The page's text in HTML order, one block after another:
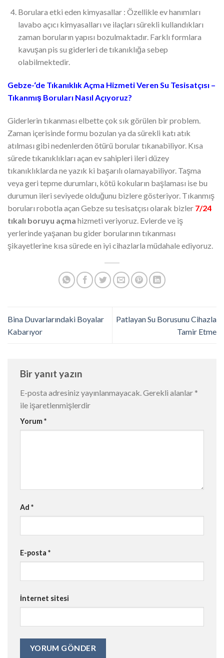
Borulara etki eden kimyasallar : Özellikle ev hanımları
lavabo açıcı kimyasalları ve ilaçları sürekli kullandıkları
zaman boruların yapısı bozulmaktadır. Farklı formlara
kavuşan pis su giderleri de tıkanıklığa sebep
olabilmektedir.
Gebze-‘de Tıkanıklık Açma Hizmeti Veren Su Tesisatçısı –
Tıkanmış Boruları Nasıl Açıyoruz?
Giderlerin tıkanması elbette çok sık görülen bir problem.
Zaman içerisinde formu bozulan ya da sürekli katı atık
atılması gibi nedenlerden ötürü borular tıkanabiliyor. Kısa
sürede tıkanıklıkları açan ev sahipleri ileri düzey
tıkanıklıklarda ne yazık ki başarılı olamayabiliyor. Taşma
veya geri tepme durumları, kötü kokuların başlaması ise bu
durumun ileri seviyede olduğunu bizlere gösteriyor. Tıkanmış
boruları robotla açan Gebze su tesisatçısı olarak bizler 7/24
tıkalı boruyu açma hizmeti veriyoruz. Evlerde ve iş
yerlerinde yaşanan bu gider borularının tıkanması
şikayetlerine kısa sürede en iyi cihazlarla müdahale ediyoruz.
Bina Duvarlarındaki Boyalar
Kabarıyor
Patlayan Su Borusunu Cihazla
Tamir Etme
Bir yanıt yazın
E-posta adresiniz yayınlanmayacak.Gerekli alanlar *
ile işaretlenmişlerdir
Yorum*
Ad *
E-posta *
İnternet sitesi